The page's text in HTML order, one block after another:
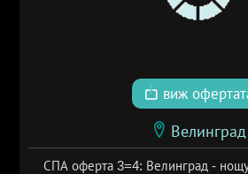
виж
Велинград
СПА оферта 3=4: Велинград -